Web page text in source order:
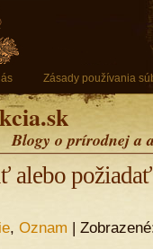
Zásady používania
Blogy o prírodnej a
alebo
, Oznam |